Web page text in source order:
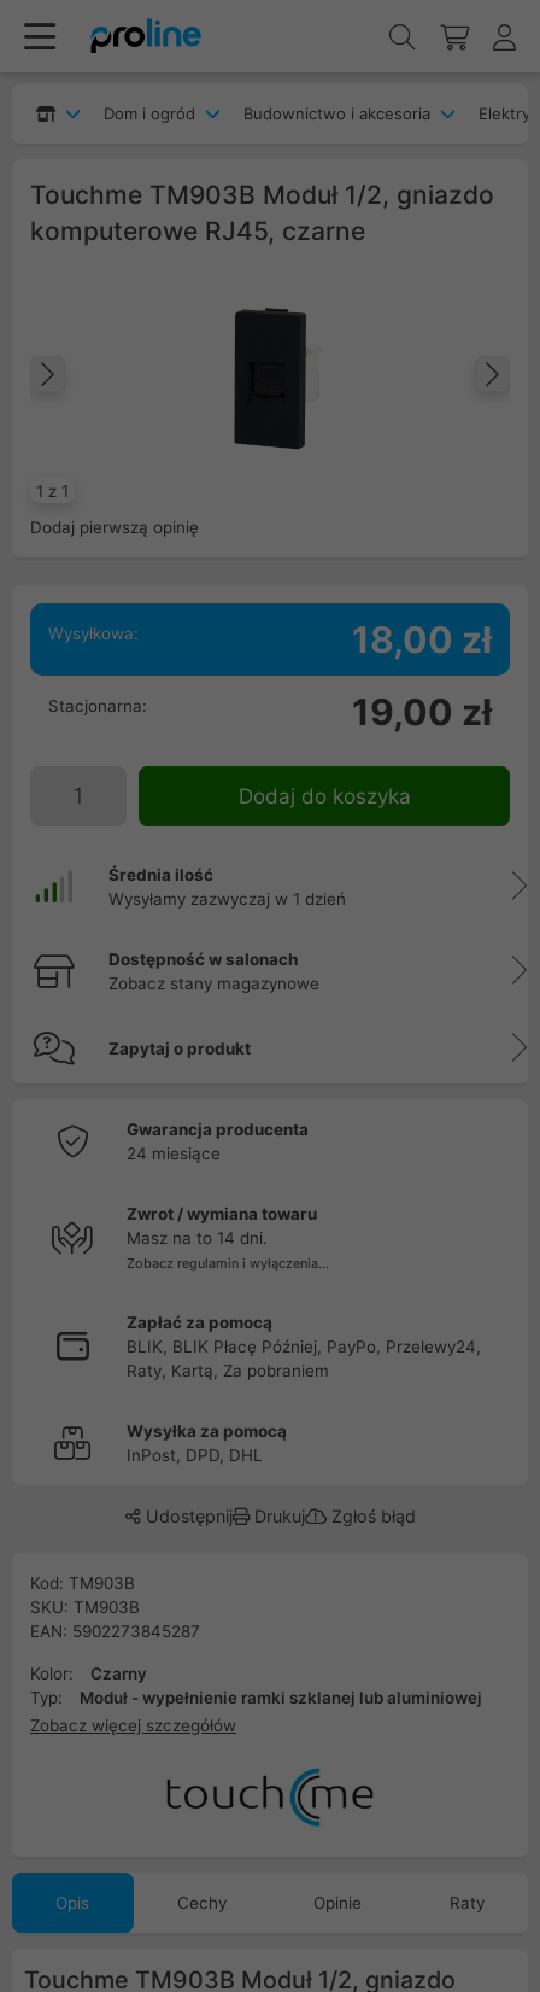
Dom i ogród Budownictwo i akcesoria
Touchme TM903B Moduł 1/2, gniazdo
komputerowe RJ45, czarne
1 z 1
Dodaj pierwszą opinię
Wysyłkowa: 18,00 zł
Stacjonarna: 19,00 zł
Dodaj do koszyka
Średnia ilość
Wysyłamy zazwyczaj w 1 dzień
Dostępność w salonach
Zobacz stany magazynowe
Zapytaj o produkt
Gwarancja producenta
24 miesiące
Zwrot / wymiana towaru
Masz na to 14 dni.
Zobacz regulamin i wyłączenia...
Zapłać za pomocą
BLIK, BLIK Płacę Później, PayPo, Przelewy24,
Raty, Kartą, Za pobraniem
Wysyłka za pomocą
InPost, DPD, DHL
Udostępnij Drukuj Zgłoś błąd
Kod: TM903B
SKU: TM903B
EAN: 5902273845287
Kolor:
Czarny
Typ:
Moduł - wypełnienie ramki szklanej lub aluminiowej
Zobacz więcej szczegółów
Opis Cechy Opinie Raty
Touchme TM903B Moduł 1/2, gniazdo